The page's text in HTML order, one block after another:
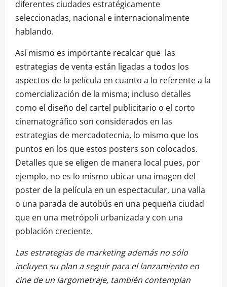
diferentes ciudades estratégicamente
seleccionadas, nacional e internacionalmente
hablando.
Así mismo es importante recalcar que las
estrategias de venta están ligadas a todos los
aspectos de la película en cuanto a lo referente a la
comercialización de la misma; incluso detalles
como el diseño del cartel publicitario o el corto
cinematográfico son considerados en las
estrategias de mercadotecnia, lo mismo que los
puntos en los que estos posters son colocados.
Detalles que se eligen de manera local pues, por
ejemplo, no es lo mismo ubicar una imagen del
poster de la película en un espectacular, una valla
o una parada de autobús en una pequeña ciudad
que en una metrópoli urbanizada y con una
población creciente.
Las estrategias de marketing además no sólo
incluyen su plan a seguir para el lanzamiento en
cine de un largometraje, también contemplan